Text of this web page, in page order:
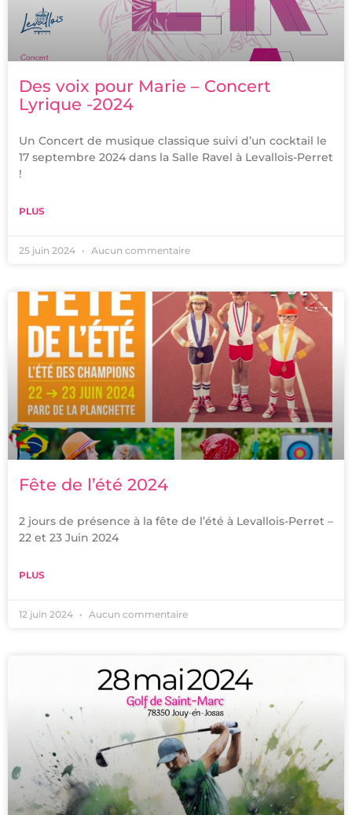
Des voix pour Marie – Concert
Lyrique -2024
Un Concert de musique classique suivi d’un cocktail le
17 septembre 2024 dans la Salle Ravel à Levallois-Perret
!
PLUS
25 juin 2024 Aucun commentaire
Fête de l’été 2024
2 jours de présence à la fête de l’été à Levallois-Perret –
22 et 23 Juin 2024
PLUS
12 juin 2024 Aucun commentaire